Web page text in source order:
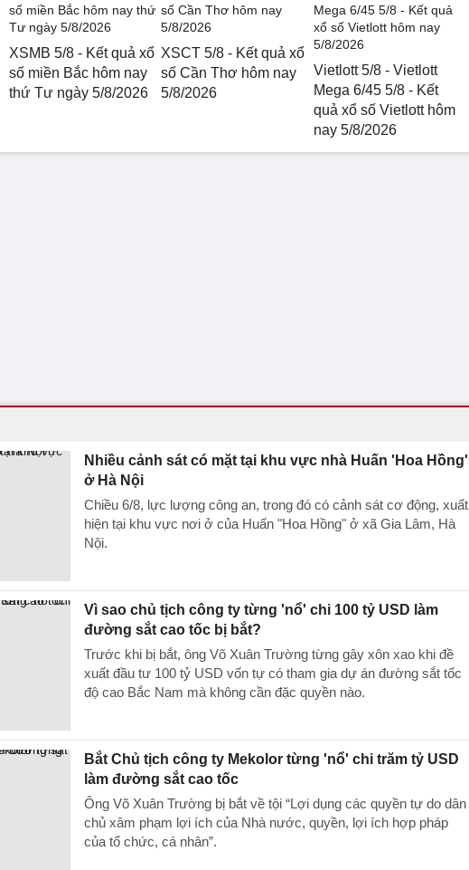
XSMB 5/8 - Kết quả xổ
số miền Bắc hôm nay
thứ Tư ngày 5/8/2026
XSCT 5/8 - Kết quả xổ
số Cần Thơ hôm nay
5/8/2026
Vietlott 5/8 - Vietlott
Mega 6/45 5/8 - Kết
quả xổ số Vietlott hôm
nay 5/8/2026
Nhiều cảnh sát có mặt tại khu vực nhà Huấn 'Hoa Hồng'
ở Hà Nội
Chiều 6/8, lực lượng công an, trong đó có cảnh sát cơ động, xuất
hiện tại khu vực nơi ở của Huấn "Hoa Hồng" ở xã Gia Lâm, Hà
Nội.
Vì sao chủ tịch công ty từng 'nổ' chi 100 tỷ USD làm
đường sắt cao tốc bị bắt?
Trước khi bị bắt, ông Võ Xuân Trường từng gây xôn xao khi đề
xuất đầu tư 100 tỷ USD vốn tự có tham gia dự án đường sắt tốc
độ cao Bắc Nam mà không cần đặc quyền nào.
Bắt Chủ tịch công ty Mekolor từng 'nổ' chi trăm tỷ USD
làm đường sắt cao tốc
Ông Võ Xuân Trường bị bắt về tội “Lợi dụng các quyền tự do dân
chủ xâm phạm lợi ích của Nhà nước, quyền, lợi ích hợp pháp
của tổ chức, cá nhân”.